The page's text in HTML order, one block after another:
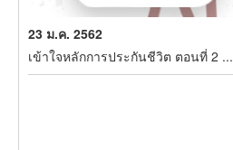
23 ม.ค. 2562
เข้าใจหลักการประกันชีวิต ตอนที่ 2 ...